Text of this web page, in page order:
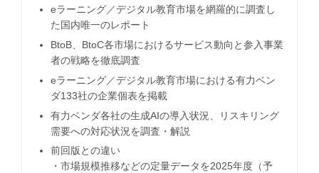
eラーニング／デジタル教育市場を網羅的に調査し
た国内唯一のレポート
BtoB、BtoC各市場におけるサービス動向と参入事業
者の戦略を徹底調査
eラーニング／デジタル教育市場における有力ベン
ダ133社の企業個表を掲載
有力ベンダ各社の生成AIの導入状況、リスキリング
需要への対応状況を調査・解説
前回版との違い
・市場規模推移などの定量データを2025年度（予